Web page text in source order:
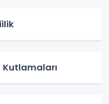
Kutlamaları